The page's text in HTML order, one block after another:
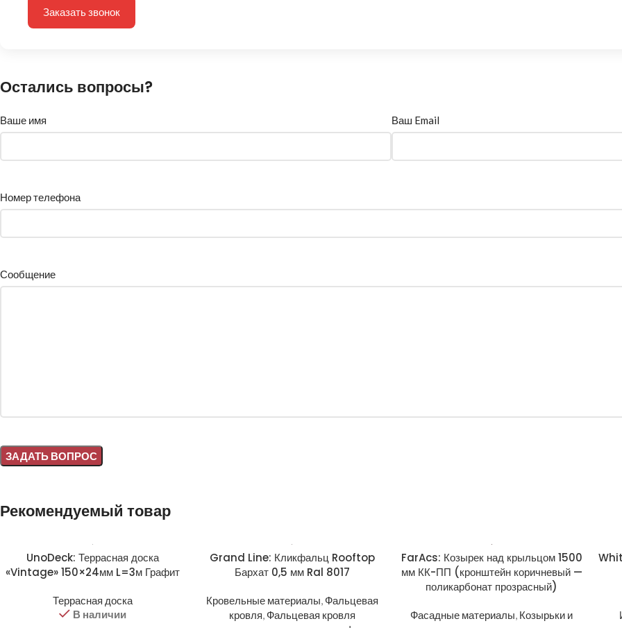
Заказать звонок
Остались вопросы?
Ваше имя Ваш Email
Номер телефона
Сообщение
Рекомендуемый товар
UnoDeck: Террасная доска
«Vintage» 150×24мм L=3м Графит
Террасная доска
В наличии
Grand Line: Кликфальц Rooftop
Бархат 0,5 мм Ral 8017
Кровельные материалы, Фальцевая
кровля, Фальцевая кровля
FarAcs: Козырек над крыльцом 1500
мм КК-ПП (кронштейн коричневый —
поликарбонат прозрасный)
Фасадные материалы, Козырьки и